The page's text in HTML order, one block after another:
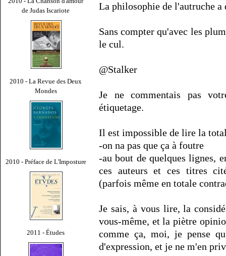
de Judas Iscariote
2010 - La Revue des Deux
Mondes
2010 - Préface de L'Imposture
2011 - Études
La philosophie de l'autruche a
Sans compter qu'avec les
le cul.
@Stalker
Je ne commentais pas
étiquetage.
Il est impossible de lire la
-on na pas que ça à foutre
-au bout de quelques lignes,
ces auteurs et ces titres
(parfois même en totale
Je sais, à vous lire, la
vous-même, et la piètre
comme ça, moi, je pense
d'expression, et je ne m'en